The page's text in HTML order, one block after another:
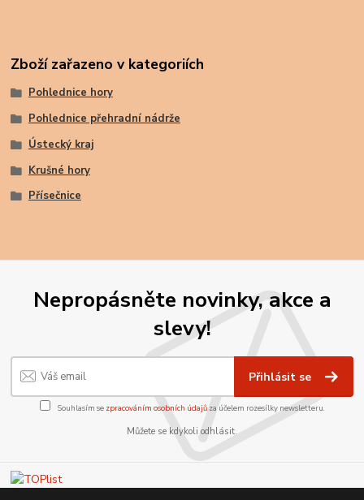
Zboží zařazeno v kategoriích
Pohlednice hory
Pohlednice přehradní nádrže
Ústecký kraj
Krušné hory
Přísečnice
Nepropásněte novinky, akce a
slevy!
Přihlásit se
Souhlasím se zpracováním osobních údajůza účelem rozesílky newsletteru.
Můžete se kdykoli odhlásit.